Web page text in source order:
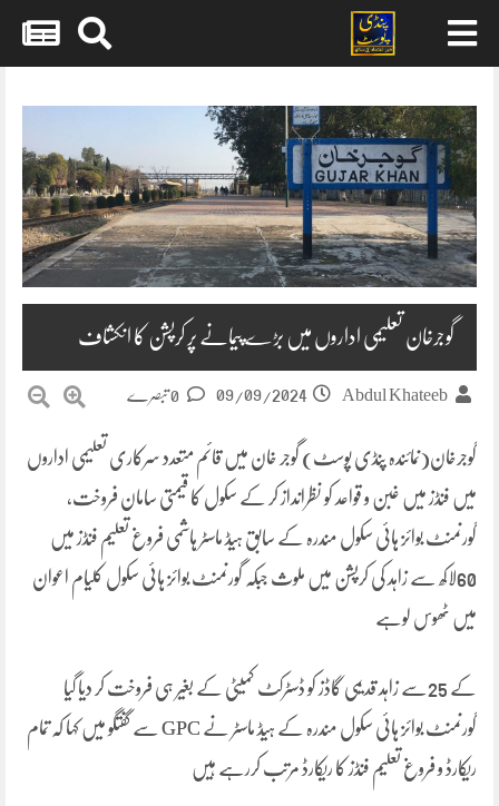
content
گوجرخان تعلیمی اداروں میں بڑے پیمانے پر کرپشن کا انکشاف
Abdul Khateeb
09/09/2024
گوجرخان(نمائندہ پنڈی پوسٹ) گوجر خان میں قائم متعدد سرکاری تعلیمی اداروں
میں فنڈز میں غبن و قواعد کو نظرانداز کر کے سکول کا قیمتی سامان فروخت،
گورنمنٹ بوائز ہائی سکول مندرہ کے سابق ہیڈ ماسٹر ہاشمی فروغ تعلیم فنڈز میں
60لاکھ سے زاہد کی کرپشن میں ملوث جبکہ گورنمنٹ بوائز ہائی سکول کلیام اعوان
میں ٹھوس لوہے
کے 25سے زاہد قدیمی گاڈز کو ڈسٹرکٹ کمیٹی کے بغیر ہی فروخت کر دیا گیا
گورنمنٹ بوائز ہائی سکول مندرہ کے ہیڈ ماسٹر نے GPC سے گفتگو میں کہا کہ تمام
ریکارڈ و فروغ تعلیم فنڈز کا ریکارڈ مرتب کررہے ہیں